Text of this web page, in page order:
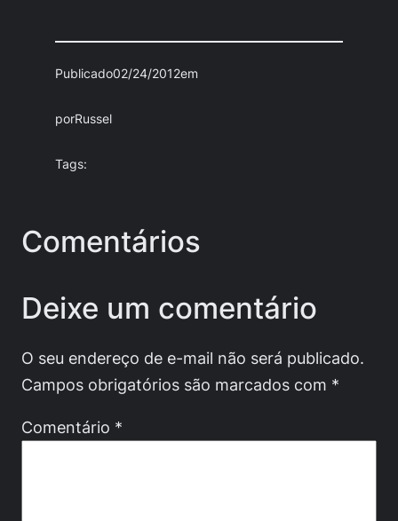
Publicado02/24/2012em
porRussel
Tags:
Comentários
Deixe um comentário
O seu endereço de e-mail não será publicado.
Campos obrigatórios são marcados com *
Comentário *